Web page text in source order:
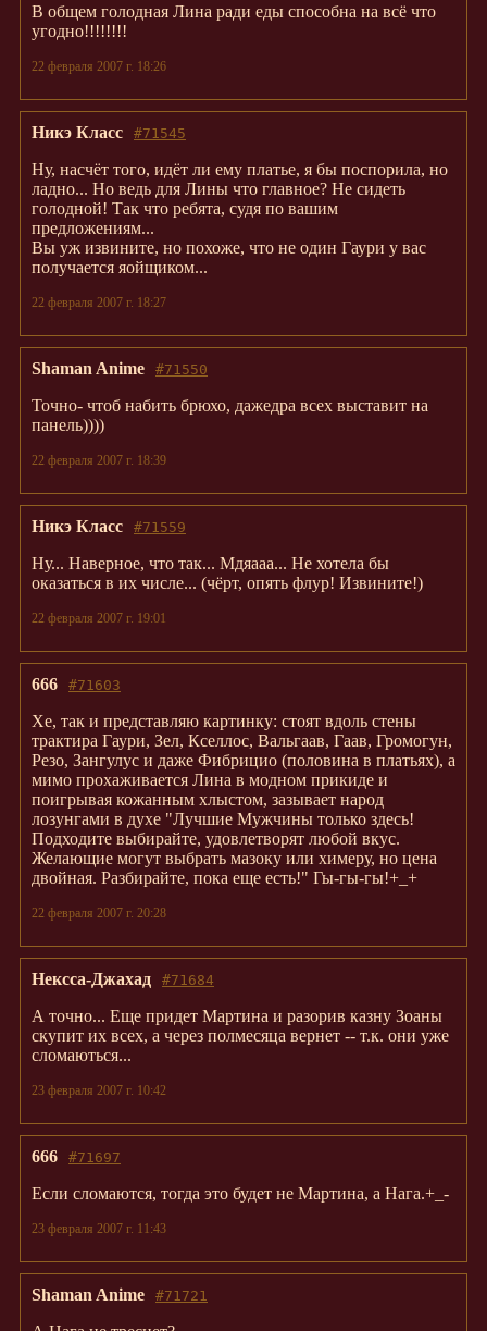
В общем голодная Лина ради еды способна на всё что
угодно!!!!!!!!
22 февраля 2007 г. 18:26
#71545
Никэ Класс
Ну, насчёт того, идёт ли ему платье, я бы поспорила, но
ладно... Но ведь для Лины что главное? Не сидеть
голодной! Так что ребята, судя по вашим
предложениям...
Вы уж извините, но похоже, что не один Гаури у вас
получается яойщиком...
22 февраля 2007 г. 18:27
#71550
Shaman Anime
Точно- чтоб набить брюхо, дажедра всех выставит на
панель))))
22 февраля 2007 г. 18:39
#71559
Никэ Класс
Ну... Наверное, что так... Мдяааа... Не хотела бы
оказаться в их числе... (чёрт, опять флур! Извините!)
22 февраля 2007 г. 19:01
#71603
666
Хе, так и представляю картинку: стоят вдоль стены
трактира Гаури, Зел, Кселлос, Вальгаав, Гаав, Громогун,
Резо, Зангулус и даже Фибрицио (половина в платьях), а
мимо прохаживается Лина в модном прикиде и
поигрывая кожанным хлыстом, зазывает народ
лозунгами в духе "Лучшие Мужчины только здесь!
Подходите выбирайте, удовлетворят любой вкус.
Желающие могут выбрать мазоку или химеру, но цена
двойная. Разбирайте, пока еще есть!" Гы-гы-гы!+_+
22 февраля 2007 г. 20:28
#71684
Нексса-Джахад
А точно... Еще придет Мартина и разорив казну Зоаны
скупит их всех, а через полмесяца вернет -- т.к. они уже
сломаються...
23 февраля 2007 г. 10:42
#71697
666
Если сломаются, тогда это будет не Мартина, а Нага.+_-
23 февраля 2007 г. 11:43
#71721
Shaman Anime